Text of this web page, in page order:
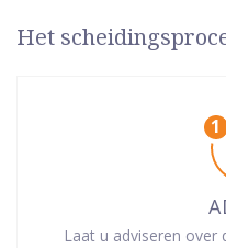
Het
Laat u adviseren over